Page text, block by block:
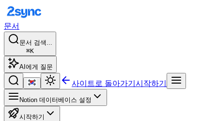
문서
문서 검색...
⌘K
AI에게 질문
사이트로 돌아가기 시작하기
Notion 데이터베이스 설정
시작하기